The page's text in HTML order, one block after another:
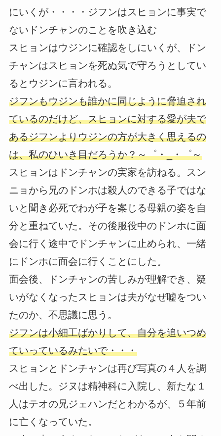
にいくが・・・・ジフンはスヒョンに事実で
ないドンチャンのことを吹き込む
スヒョンはウジンに確認をしにいくが、ドン
チャンはスヒョンを死ぬ気で守ろうとしてい
るとウジンに言われる。
ジフンもウジンも誰かに同じように脅迫され
ているのだけど、スヒョンに対する愛が夫で
あるジフンよりウジンの方が大きく思えるの
は、私のひいき目だろうか？～゜・_・゜～
スヒョンはドンチャンの実家を訪ねる。スン
ニョから兄のドンホは殺人のできる子ではな
いと聞き必死でわが子を案じる母親の姿を自
分と重ねていた。その後服役中のドンホに面
会に行く途中でドンチャンに止められ、一緒
にドンホに面会に行くことにした。
面会後、ドンチャンの苦しみが理解でき、疑
いがなくなったスヒョンは夫がなぜ嘘をつい
たのか、不思議に思う。
ジフンは小細工ばかりして、自分を追いつめ
ていっているみたいで・・・
スヒョンとドンチャンは再び写真の４人を調
べ出した。ジヌは精神科に入院し、新たな１
人はテオの兄ジェハンだとわかるが、５年前
に亡くなっていた。